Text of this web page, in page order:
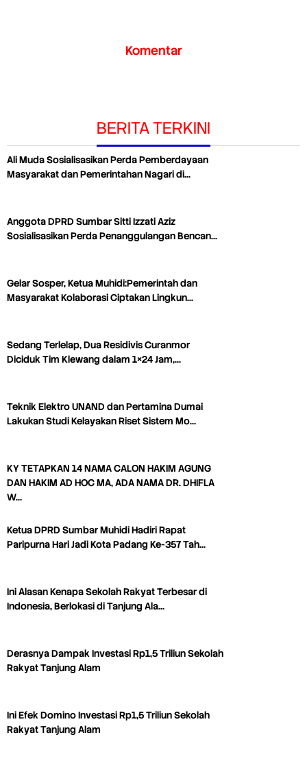
Komentar
BERITA TERKINI
Ali Muda Sosialisasikan Perda Pemberdayaan
Masyarakat dan Pemerintahan Nagari di…
Anggota DPRD Sumbar Sitti Izzati Aziz
Sosialisasikan Perda Penanggulangan Bencan…
Gelar Sosper, Ketua Muhidi:Pemerintah dan
Masyarakat Kolaborasi Ciptakan Lingkun…
Sedang Terlelap, Dua Residivis Curanmor
Diciduk Tim Klewang dalam 1×24 Jam,…
Teknik Elektro UNAND dan Pertamina Dumai
Lakukan Studi Kelayakan Riset Sistem Mo…
KY TETAPKAN 14 NAMA CALON HAKIM AGUNG
DAN HAKIM AD HOC MA, ADA NAMA DR. DHIFLA
W…
Ketua DPRD Sumbar Muhidi Hadiri Rapat
Paripurna Hari Jadi Kota Padang Ke-357 Tah…
Ini Alasan Kenapa Sekolah Rakyat Terbesar di
Indonesia, Berlokasi di Tanjung Ala…
Derasnya Dampak Investasi Rp1,5 Triliun Sekolah
Rakyat Tanjung Alam
Ini Efek Domino Investasi Rp1,5 Triliun Sekolah
Rakyat Tanjung Alam